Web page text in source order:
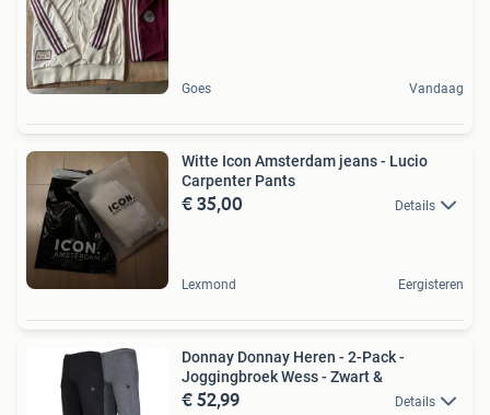
Goes Vandaag
Witte Icon Amsterdam jeans - Lucio
Carpenter Pants
€ 35,00 Details
Lexmond Eergisteren
Donnay Donnay Heren - 2-Pack -
Joggingbroek Wess - Zwart &
€ 52,99 Details